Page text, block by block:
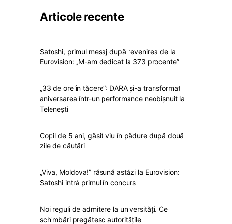
Articole recente
Satoshi, primul mesaj după revenirea de la
Eurovision: „M-am dedicat la 373 procente”
„33 de ore în tăcere”: DARA și-a transformat
aniversarea într-un performance neobișnuit la
Telenești
Copil de 5 ani, găsit viu în pădure după două
zile de căutări
„Viva, Moldova!” răsună astăzi la Eurovision:
Satoshi intră primul în concurs
Noi reguli de admitere la universități. Ce
schimbări pregătesc autoritățile